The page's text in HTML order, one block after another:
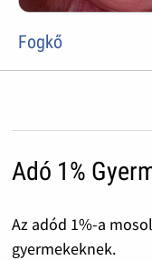
Fogkő
Adó 1%
Az adód 1%-a
gyermekeknek.